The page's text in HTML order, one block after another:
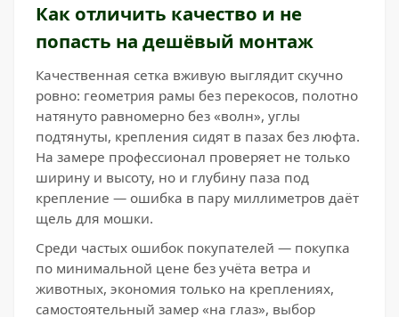
Как отличить качество и не
попасть на дешёвый монтаж
Качественная сетка вживую выглядит скучно
ровно: геометрия рамы без перекосов, полотно
натянуто равномерно без «волн», углы
подтянуты, крепления сидят в пазах без люфта.
На замере профессионал проверяет не только
ширину и высоту, но и глубину паза под
крепление — ошибка в пару миллиметров даёт
щель для мошки.
Среди частых ошибок покупателей — покупка
по минимальной цене без учёта ветра и
животных, экономия только на креплениях,
самостоятельный замер «на глаз», выбор